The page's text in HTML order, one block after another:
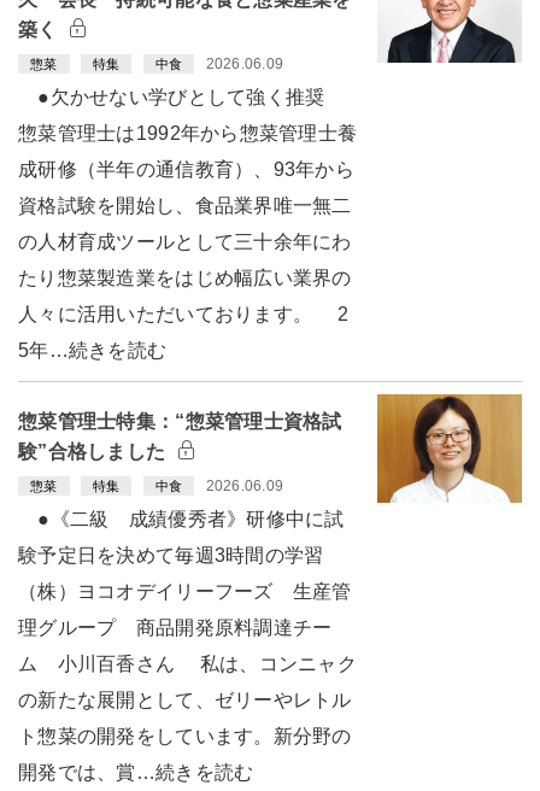
築く
惣菜 特集 中食 2026.06.09
●欠かせない学びとして強く推奨
惣菜管理士は1992年から惣菜管理士養
成研修（半年の通信教育）、93年から
資格試験を開始し、食品業界唯一無二
の人材育成ツールとして三十余年にわ
たり惣菜製造業をはじめ幅広い業界の
人々に活用いただいております。 2
5年…続きを読む
惣菜管理士特集：“惣菜管理士資格試
験”合格しました
惣菜 特集 中食 2026.06.09
●《二級 成績優秀者》研修中に試
験予定日を決めて毎週3時間の学習
（株）ヨコオデイリーフーズ 生産管
理グループ 商品開発原料調達チー
ム 小川百香さん 私は、コンニャク
の新たな展開として、ゼリーやレトル
ト惣菜の開発をしています。新分野の
開発では、賞…続きを読む